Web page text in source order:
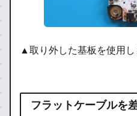
▲取り外した基板を使用し
フラットケーブルを